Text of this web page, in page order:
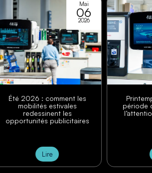
Mai
06
2026
Été 2026 : comment les
mobilités estivales
redessinent les
opportunités publicitaires
Lire
période